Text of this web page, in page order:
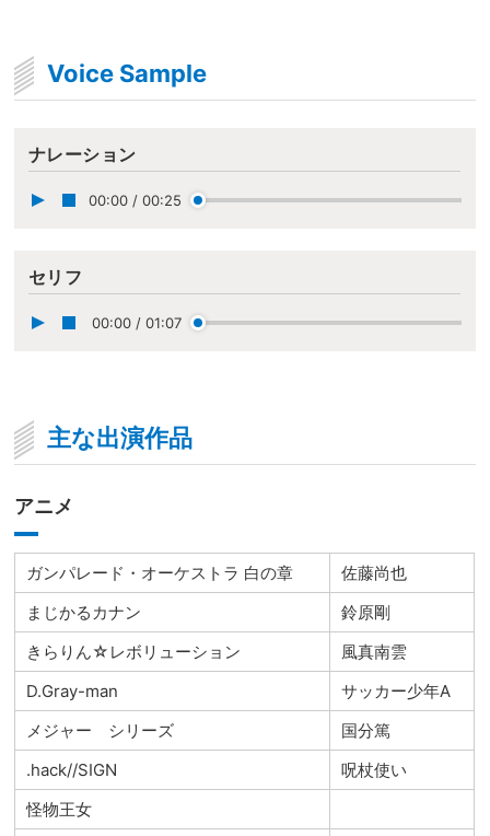
Voice Sample
ナレーション
00:00 / 00:25
セリフ
00:00 / 01:07
主な出演作品
アニメ
ガンパレード・オーケストラ 白の章
佐藤尚也
まじかるカナン
鈴原剛
きらりん☆レボリューション
風真南雲
D.Gray-man
サッカー少年A
メジャー シリーズ
国分篤
.hack//SIGN
呪杖使い
怪物王女